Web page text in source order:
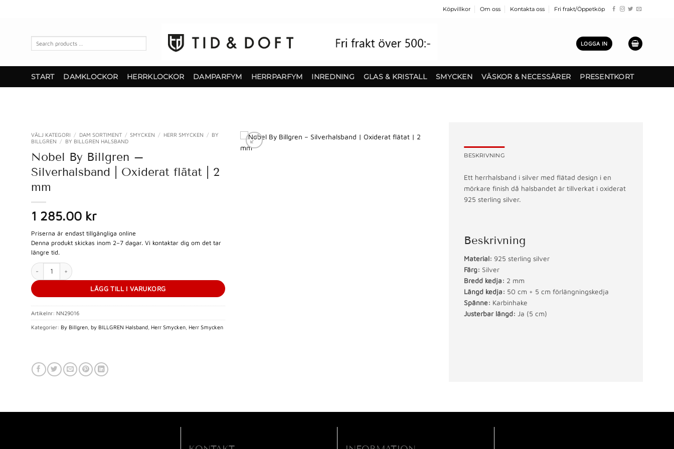
Köpvillkor Om oss Kontakta oss Fri frakt/Öppetköp
LOGGA IN
START DAMKLOCKOR HERRKLOCKOR DAMPARFYM HERRPARFYM INREDNING GLAS & KRISTALL SMYCKEN VÄSKOR & NECESSÄRER PRESENTKORT
VÄLJ KATEGORI / DAM SORTIMENT / SMYCKEN / HERR SMYCKEN / BY
BILLGREN
/ BY BILLGREN HALSBAND
Nobel By Billgren –
Silverhalsband | Oxiderat flätat | 2
mm
1 285.00 kr
Priserna är endast tillgängliga online
Denna produkt skickas inom 2–7 dagar. Vi kontaktar dig om det tar
längre tid.
Nobel By Billgren – Silverhalsband | Oxiderat flätat | 2 mm mängd
LÄGG TILL I VARUKORG
Artikelnr: NN29016
Kategorier: By Billgren by BILLGREN Halsband Herr Smycken Herr Smycken
BESKRIVNING
Ett herrhalsband i silver med flätad design i en
mörkare finish då halsbandet är tillverkat i oxiderat
925 sterling silver.
Beskrivning
Material: 925 sterling silver
Färg: Silver
Bredd kedja: 2 mm
Längd kedja: 50 cm + 5 cm förlängningskedja
Spänne: Karbinhake
Justerbar längd: Ja (5 cm)